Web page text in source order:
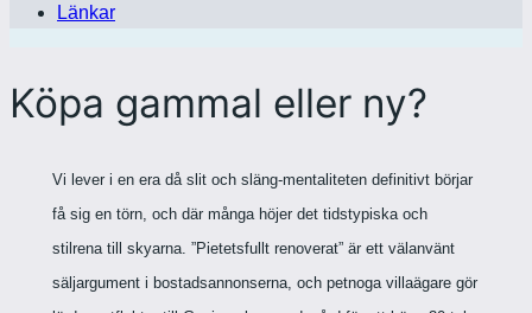
Länkar
Köpa gammal eller ny?
Vi lever i en era då slit och släng-mentaliteten definitivt börjar
få sig en törn, och där många höjer det tidstypiska och
stilrena till skyarna. ”Pietetsfullt renoverat” är ett välanvänt
säljargument i bostadsannonserna, och petnoga villaägare gör